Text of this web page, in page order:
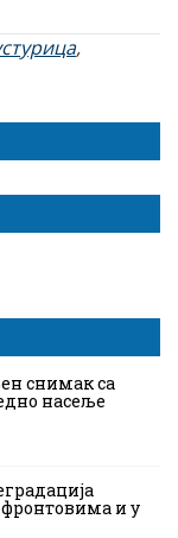
,
снимак са
насеље
и у